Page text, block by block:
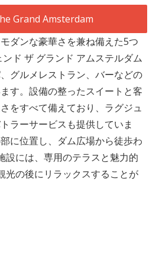
ダンな豪華さを兼ね備えた5つ
ド ザ グランド アムステルダム
グルメレストラン、バーなどの
す。設備の整ったスイートと客
をすべて備えており、ラグジュ
ラーサービスも提供していま
に位置し、ダム広場から徒歩わ
設には、専用のテラスと魅力的
光の後にリラックスすることが